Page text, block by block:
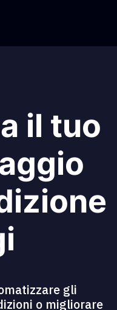
il tuo
gli
o migliorare